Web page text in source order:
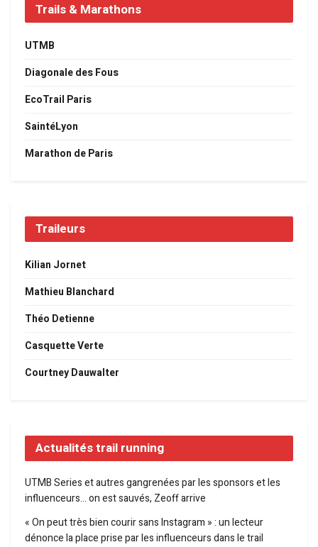
Trails & Marathons
UTMB
Diagonale des Fous
EcoTrail Paris
SaintéLyon
Marathon de Paris
Traileurs
Kilian Jornet
Mathieu Blanchard
Théo Detienne
Casquette Verte
Courtney Dauwalter
Actualités trail running
UTMB Series et autres gangrenées par les sponsors et les
influenceurs… on est sauvés, Zeoff arrive
« On peut très bien courir sans Instagram » : un lecteur
dénonce la place prise par les influenceurs dans le trail